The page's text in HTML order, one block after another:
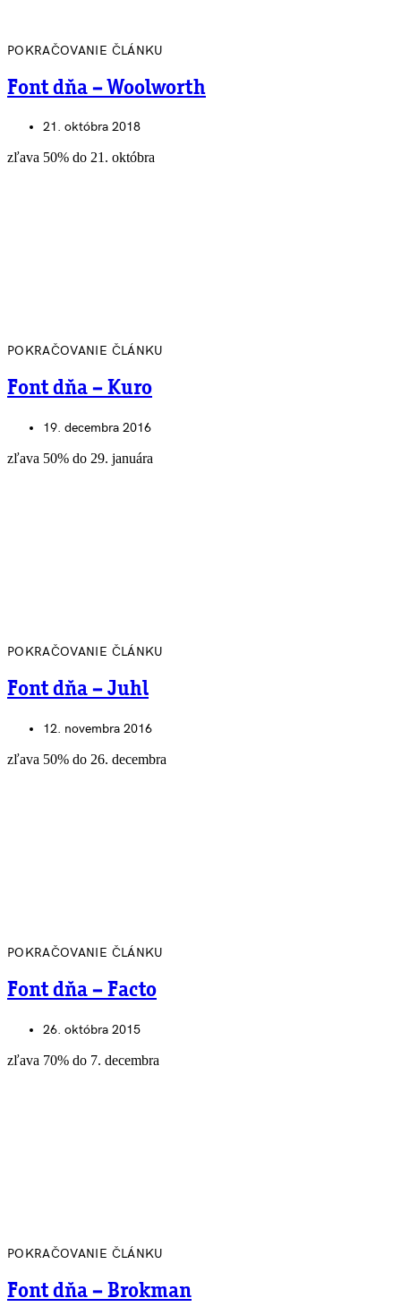
POKRAČOVANIE ČLÁNKU
Font dňa – Woolworth
21. októbra 2018
zľava 50% do 21. októbra
POKRAČOVANIE ČLÁNKU
Font dňa – Kuro
19. decembra 2016
zľava 50% do 29. januára
POKRAČOVANIE ČLÁNKU
Font dňa – Juhl
12. novembra 2016
zľava 50% do 26. decembra
POKRAČOVANIE ČLÁNKU
Font dňa – Facto
26. októbra 2015
zľava 70% do 7. decembra
POKRAČOVANIE ČLÁNKU
Font dňa – Brokman